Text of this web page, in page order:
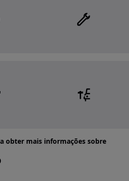
obter mais informações sobre